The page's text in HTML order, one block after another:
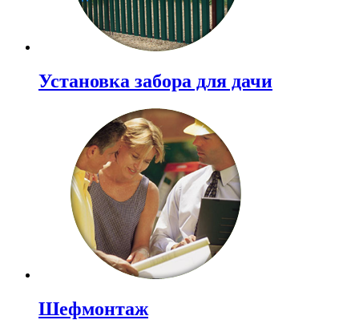
Установка забора для дачи
Шефмонтаж